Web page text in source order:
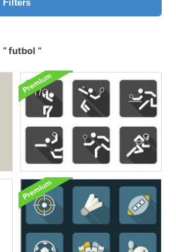
Filters
futbol